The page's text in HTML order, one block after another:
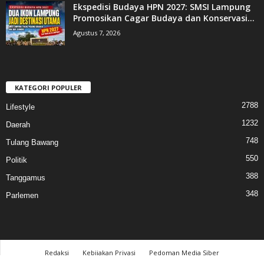
Ekspedisi Budaya HPN 2027: SMSI Lampung
Promosikan Cagar Budaya dan Konservasi...
Agustus 7, 2026
KATEGORI POPULER
Lifestyle 2788
Daerah 1232
Tulang Bawang 748
Politik 550
Tanggamus 388
Parlemen 348
Redaksi Kebijakan Privasi
Pedoman Media Siber